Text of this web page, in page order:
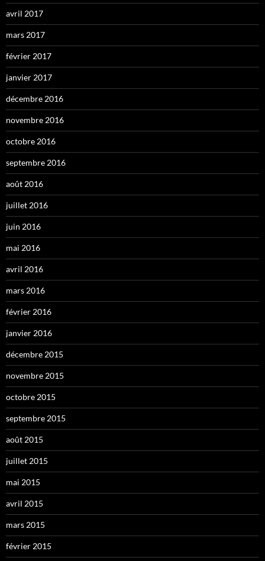
avril 2017
mars 2017
février 2017
janvier 2017
décembre 2016
novembre 2016
octobre 2016
septembre 2016
août 2016
juillet 2016
juin 2016
mai 2016
avril 2016
mars 2016
février 2016
janvier 2016
décembre 2015
novembre 2015
octobre 2015
septembre 2015
août 2015
juillet 2015
mai 2015
avril 2015
mars 2015
février 2015